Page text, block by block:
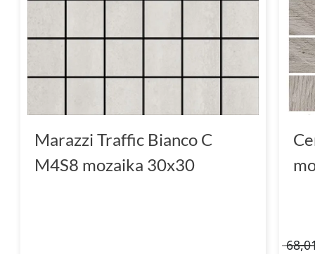
Marazzi Traffic Bianco C
M4S8 mozaika 30x30